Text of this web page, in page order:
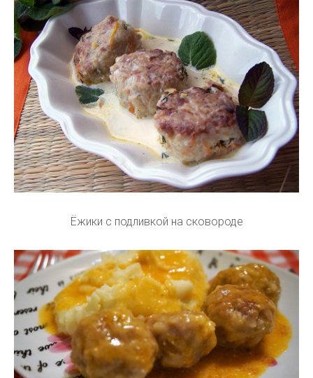
Ёжики с подливкой на сковороде